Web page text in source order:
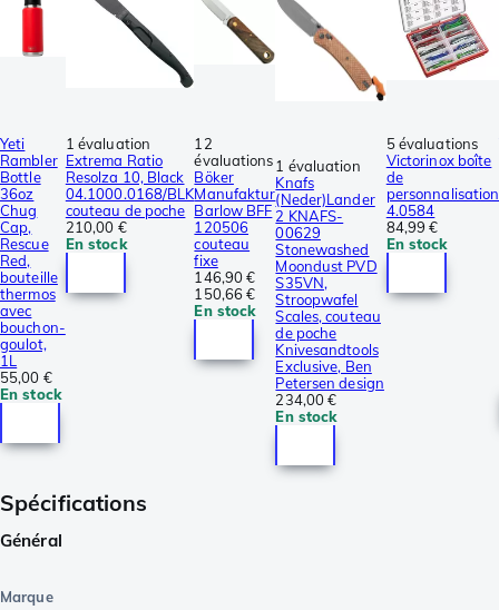
Yeti
Rambler
Bottle
36oz
Chug
Cap,
Rescue
Red,
bouteille
thermos
avec
bouchon-
goulot,
1L
55,00 €
En stock
1 évaluation
Extrema Ratio
Resolza 10, Black
04.1000.0168/BLK
couteau de poche
210,00 €
En stock
12
évaluations
Böker
Manufaktur
Barlow BFF
120506
couteau
fixe
146,90 €
150,66 €
En stock
1 évaluation
Knafs
(Neder)Lander
2 KNAFS-
00629
Stonewashed
Moondust PVD
S35VN,
Stroopwafel
Scales, couteau
de poche
Knivesandtools
Exclusive, Ben
Petersen design
234,00 €
En stock
5 évaluations
Victorinox boîte
de
personnalisation
4.0584
84,99 €
En stock
Spécifications
Général
Marque